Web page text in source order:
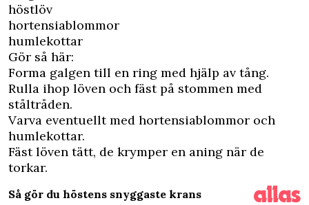
höstlöv
hortensiablommor
humlekottar
Gör så här:
Forma galgen till en ring med hjälp av tång.
Rulla ihop löven och fäst på stommen med
ståltråden.
Varva eventuellt med hortensiablommor och
humlekottar.
Fäst löven tätt, de ­krymper en aning när de
torkar.
Så gör du höstens snyggaste krans